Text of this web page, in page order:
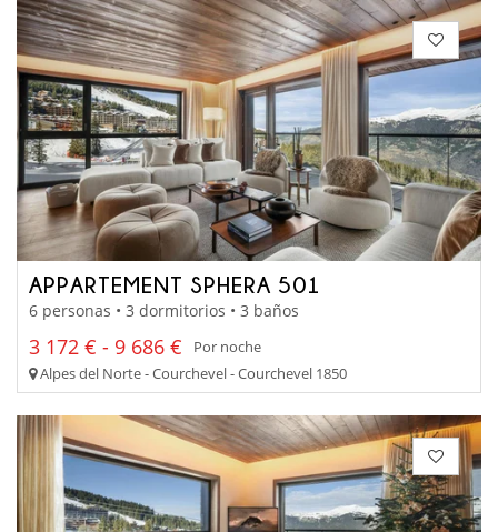
APPARTEMENT SPHERA 501
6 personas • 3 dormitorios • 3 baños
3 172 € - 9 686 €
Por noche
Alpes del Norte - Courchevel - Courchevel 1850